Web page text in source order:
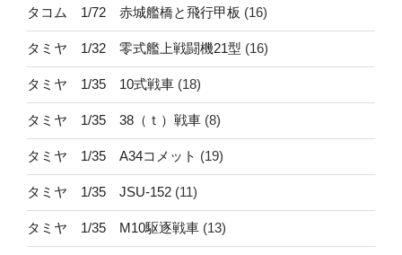
タコム 1/72 赤城艦橋と飛行甲板 (16)
タミヤ 1/32 零式艦上戦闘機21型 (16)
タミヤ 1/35 10式戦車 (18)
タミヤ 1/35 38（ｔ）戦車 (8)
タミヤ 1/35 A34コメット (19)
タミヤ 1/35 JSU-152 (11)
タミヤ 1/35 M10駆逐戦車 (13)